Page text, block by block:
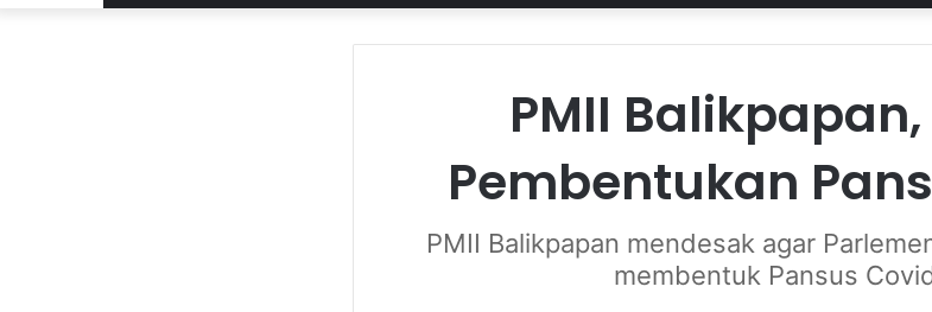
PMII
Pembentukan
PMII Balikpapan mendesak agar
membentuk Pansus